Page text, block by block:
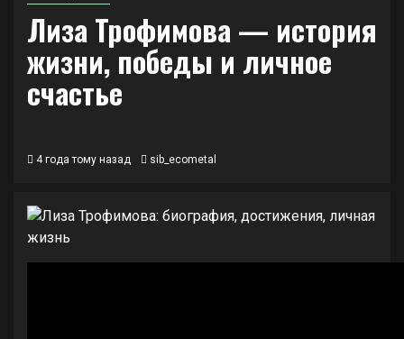
Лиза Трофимова — история
жизни, победы и личное
счастье
4 года тому назад sib_ecometal